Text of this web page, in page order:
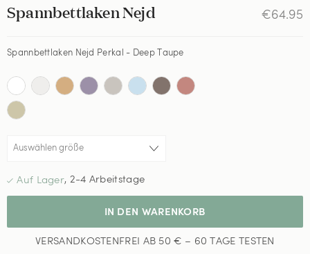
€64.95
Spannbettlaken Nejd
Spannbettlaken Nejd Perkal - Deep Taupe
, 2-4 Arbeitstage
IN DEN WARENKORB
VERSANDKOSTENFREI AB 50 € – 60 TAGE TESTEN